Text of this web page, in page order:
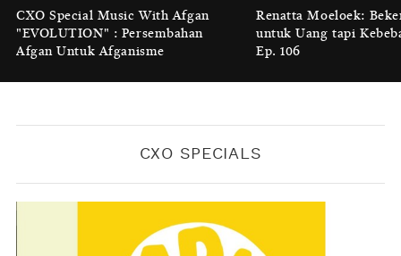
Luruhnya Daun Terakhir: Kala
'Benteng Alam' yang Tak Lagi Bisa
Melindungi
BYKONTRIBUTOR CXO MEDIA
CXO Special Music With Afgan
"EVOLUTION" : Persembahan
Afgan Untuk Afganisme
Renatta Moeloek:
untuk Uang tapi
Ep. 106
CXO SPECIALS